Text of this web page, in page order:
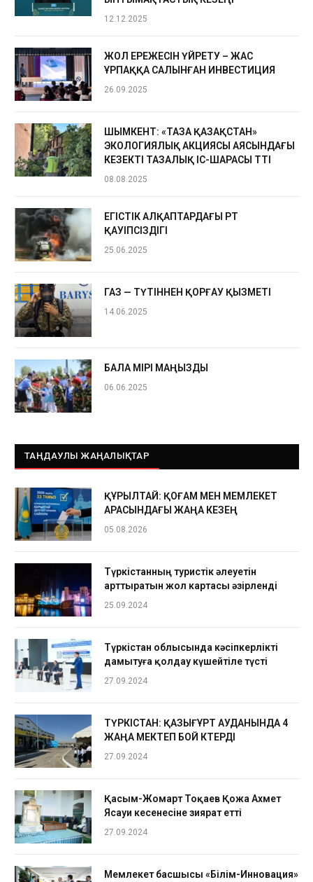
12.12.2025
ЖОЛ ЕРЕЖЕСІН ҮЙРЕТУ – ЖАС
ҰРПАҚҚА САЛЫНҒАН ИНВЕСТИЦИЯ
26.09.2025
ШЫМКЕНТ: «ТАЗА ҚАЗАҚСТАН»
ЭКОЛОГИЯЛЫҚ АКЦИЯСЫ АЯСЫНДАҒЫ
КЕЗЕКТІ ТАЗАЛЫҚ ІС-ШАРАСЫ ӨТТІ
08.08.2025
ЕГІСТІК АЛҚАПТАРДАҒЫ ӨРТ
ҚАУІПСІЗДІГІ
25.06.2025
ГАЗ — ТҮТІННЕН ҚОРҒАУ ҚЫЗМЕТІ
14.06.2025
БАЛА ӨМІРІ МАҢЫЗДЫ
06.06.2025
ТАҢДАУЛЫ ЖАҢАЛЫҚТАР
ҚҰРЫЛТАЙ: ҚОҒАМ МЕН МЕМЛЕКЕТ
АРАСЫНДАҒЫ ЖАҢА КЕЗЕҢ
05.08.2026
Түркістанның туристік әлеуетін
арттыратын жол картасы әзірленді
25.09.2024
Түркістан облысында кәсіпкерлікті
дамытуға қолдау күшейтіле түсті
27.09.2024
ТҮРКІСТАН: ҚАЗЫҒҰРТ АУДАНЫНДА 4
ЖАҢА МЕКТЕП БОЙ КӨТЕРДІ
27.09.2024
Қасым-Жомарт Тоқаев Қожа Ахмет
Ясауи кесенесіне зиярат етті
27.09.2024
Мемлекет басшысы «Білім-Инновация»